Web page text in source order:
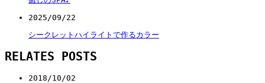
2025/09/22
シークレットハイライトで作るカラー
RELATES POSTS
2018/10/02